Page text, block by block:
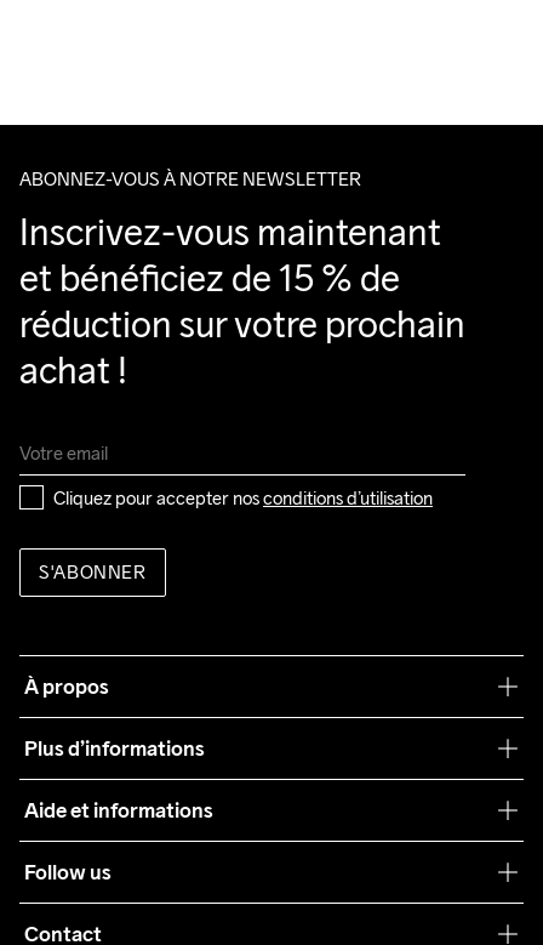
ABONNEZ-VOUS À NOTRE NEWSLETTER
Inscrivez-vous maintenant
et bénéficiez de 15 % de
réduction sur votre prochain
achat !
Cliquez pour accepter nos conditions d’utilisation
S'ABONNER
À propos
Plus d’informations
Teamwear
Durabilité
Collaborations
Aide et informations
Conditions générales
Follow us
Contact